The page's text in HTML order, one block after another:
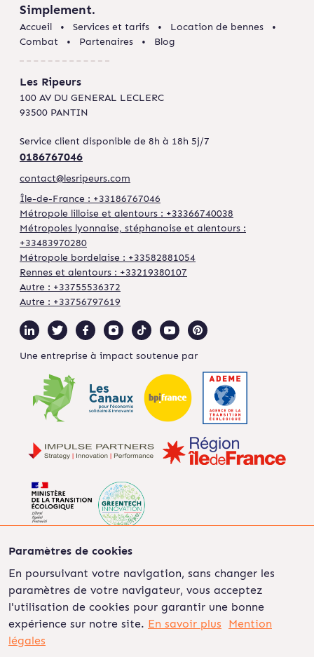
Paramètres de cookies
En poursuivant votre navigation, sans changer les
paramètres de votre navigateur, vous acceptez
l'utilisation de cookies pour garantir une bonne
expérience sur notre site. En savoir plus
Mention
légales
Simplement.
Accueil Services et tarifs
Location de bennes
Combat
Partenaires Blog
Les Ripeurs
100 AV DU GENERAL LECLERC
93500 PANTIN
Service client disponible de 8h à 18h 5j/7
0186767046
contact@lesripeurs.com
Île-de-France : +33186767046
Métropole lilloise et alentours : +33366740038
Métropoles lyonnaise, stéphanoise et alentours :
+33483970280
Métropole bordelaise : +33582881054
Rennes et alentours : +33219380107
Autre : +33755536372
Autre : +33756797619
Une entreprise à impact soutenue par
©2022 Les Ripeurs Mentions légales
Politique de
confidentialité
CGU CGV On recrute